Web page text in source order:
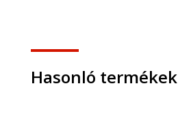
mennyiség
Hasonló termékek